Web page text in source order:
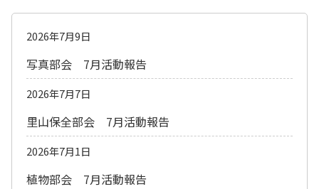
2026年7月9日
写真部会 7月活動報告
2026年7月7日
里山保全部会 7月活動報告
2026年7月1日
植物部会 7月活動報告